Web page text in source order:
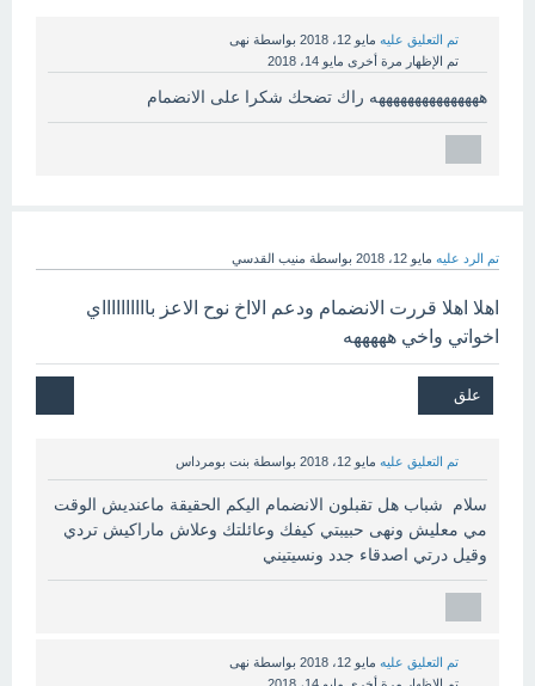
تم التعليق عليه مايو 12، 2018 بواسطة نهى
تم الإظهار مرة أخرى مايو 14، 2018
هههههههههههههههه راك تضحك شكرا على الانضمام
تم الرد عليه مايو 12، 2018 بواسطة منيب القدسي
اهلا اهلا قررت الانضمام ودعم الااخ نوح الاعز بااااااااااي
اخواتي واخي هههههه
تم التعليق عليه مايو 12، 2018 بواسطة بنت بومرداس
سلام شباب هل تقبلون الانضمام اليكم الحقيقة ماعنديش الوقت
مي معليش ونهى حبيبتي كيفك وعائلتك وعلاش ماراكيش تردي
وقيل درتي اصدقاء جدد ونسيتيني
تم التعليق عليه مايو 12، 2018 بواسطة نهى
تم الإظهار مرة أخرى
مايو 14، 2018